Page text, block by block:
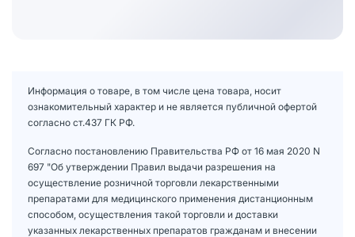
Информация о товаре, в том числе цена товара, носит
ознакомительный характер и не является публичной офертой
согласно ст.437 ГК РФ.
Согласно постановлению Правительства РФ от 16 мая 2020 N
697 "Об утверждении Правил выдачи разрешения на
осуществление розничной торговли лекарственными
препаратами для медицинского применения дистанционным
способом, осуществления такой торговли и доставки
указанных лекарственных препаратов гражданам и внесении